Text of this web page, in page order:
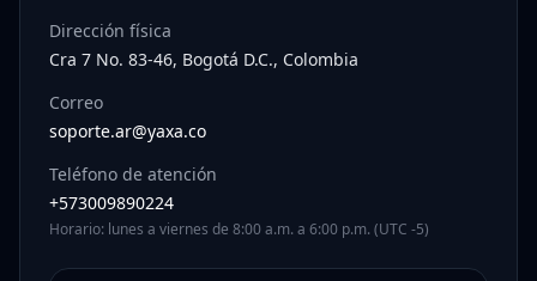
Dirección física
Cra 7 No. 83-46, Bogotá D.C., Colombia
Correo
soporte.ar@yaxa.co
Teléfono de atención
+573009890224
Horario: lunes a viernes de 8:00 a.m. a 6:00 p.m. (UTC -5)